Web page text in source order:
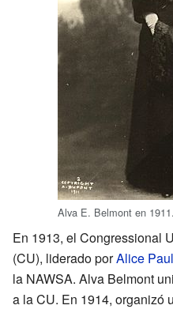
Alva E. Belmont en 1911.
En 1913, el Congressional
(CU), liderado porAlice Paul
la NAWSA. Alva Belmont
a la CU. En 1914, organizó